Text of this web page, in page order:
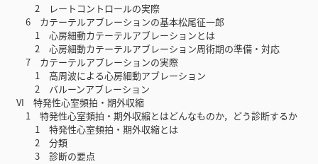
2 レートコントロールの実際
6 カテーテルアブレーションの基本松尾征一郎
1 心房細動カテーテルアブレーションとは
2 心房細動カテーテルアブレーション周術期の準備・対応
7 カテーテルアブレーションの実際
1 高周波による心房細動アブレーション
2 バルーンアブレーション
VI 特発性心室頻拍・期外収縮
1 特発性心室頻拍・期外収縮とはどんなものか，どう診断するか
1 特発性心室頻拍・期外収縮とは
2 分類
3 診断の要点